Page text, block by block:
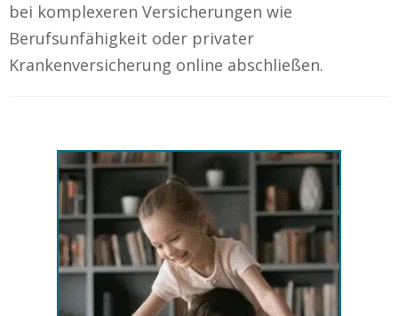
bei komplexeren Versicherungen wie
Berufsunfähigkeit oder privater
Krankenversicherung online abschließen.